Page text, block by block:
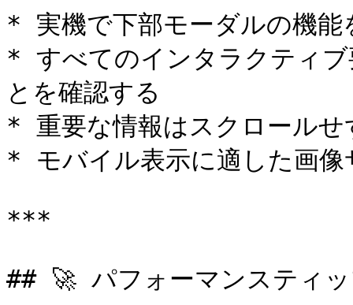
* 実機で下部モーダルの機能
* すべてのインタラクティ
とを確認する
* 重要な情報はスクロールせ
* モバイル表示に適した画像
***
## 🚀 パフォーマンスティ